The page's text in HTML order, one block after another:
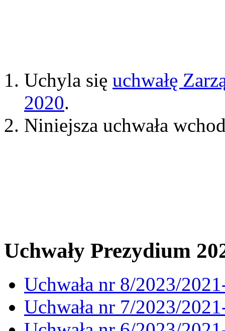
Uchyla się uchwałę
2020.
Niniejsza uchwała
Uchwały Prezydium
Uchwała nr 8/2023/
Uchwała nr 7/2023/